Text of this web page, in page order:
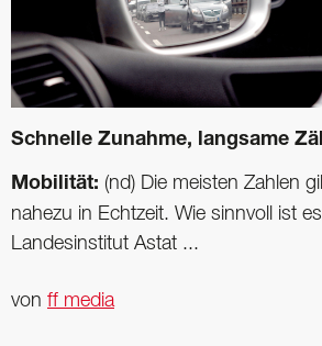
Schnelle Zunahme, langsame
Mobilität: (nd) Die meisten Zahlen
nahezu in Echtzeit. Wie sinnvoll ist
Landesinstitut Astat ...
von ff media